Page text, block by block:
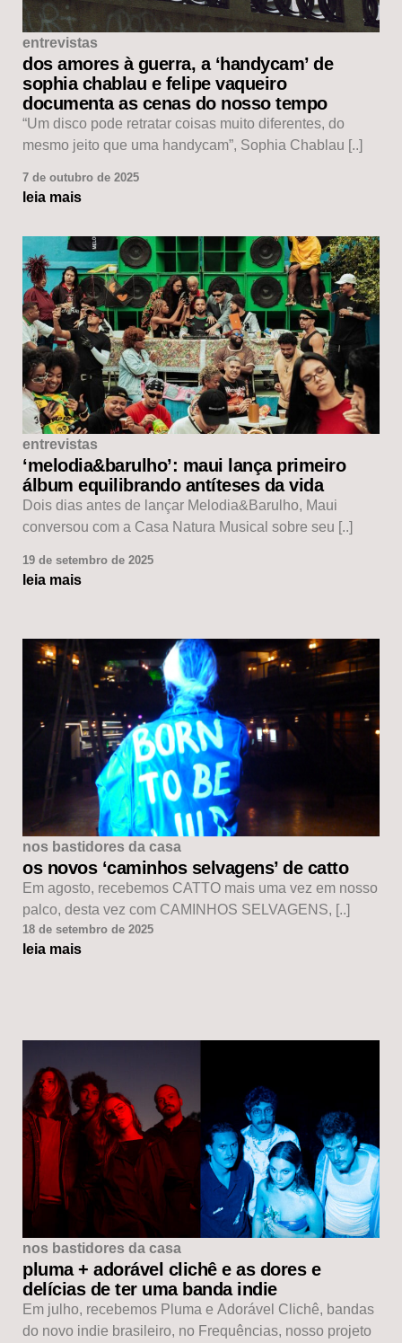
entrevistas
dos amores à guerra, a ‘handycam’ de
sophia chablau e felipe vaqueiro
documenta as cenas do nosso tempo
“Um disco pode retratar coisas muito diferentes, do
mesmo jeito que uma handycam”, Sophia Chablau [..]
7 de outubro de 2025
leia mais
entrevistas
‘melodia&barulho’: maui lança primeiro
álbum equilibrando antíteses da vida
Dois dias antes de lançar Melodia&Barulho, Maui
conversou com a Casa Natura Musical sobre seu [..]
19 de setembro de 2025
leia mais
nos bastidores da casa
os novos ‘caminhos selvagens’ de catto
Em agosto, recebemos CATTO mais uma vez em nosso
palco, desta vez com CAMINHOS SELVAGENS, [..]
18 de setembro de 2025
leia mais
nos bastidores da casa
pluma + adorável clichê e as dores e
delícias de ter uma banda indie
Em julho, recebemos Pluma e Adorável Clichê, bandas
do novo indie brasileiro, no Frequências, nosso projeto